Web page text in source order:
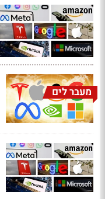
מעבר לים